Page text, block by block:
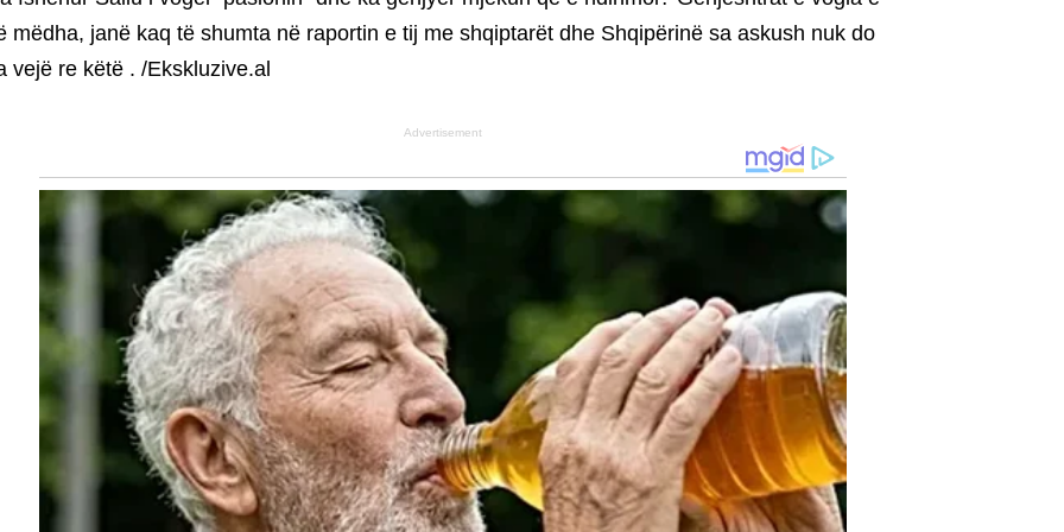
mëdha, janë kaq të shumta në raportin e tij me shqiptarët dhe Shqipërinë sa askush nuk do
vejë re këtë . /Ekskluzive.al
Advertisement